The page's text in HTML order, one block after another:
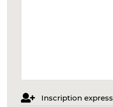
Inscription express